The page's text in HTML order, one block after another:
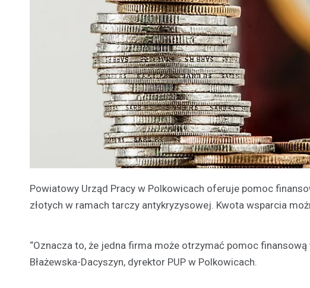
Powiatowy Urząd Pracy w Polkowicach oferuje pomoc
złotych w ramach tarczy antykryzysowej. Kwota wsparcia
“Oznacza to, że jedna firma może otrzymać pomoc
Błażewska-Dacyszyn, dyrektor PUP w Polkowicach.